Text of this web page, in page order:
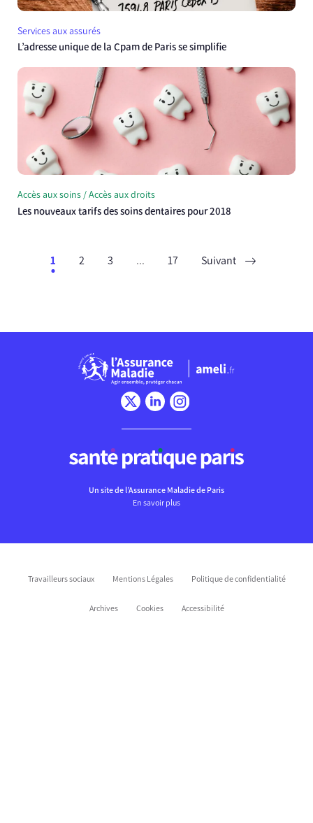
Services aux assurés
L’adresse unique de la Cpam de Paris se simplifie
Accès aux soins / Accès aux droits
Les nouveaux tarifs des soins dentaires pour 2018
1 2 3 ... 17 Suivant
Un site de l’Assurance Maladie de Paris
En savoir plus
Travailleurs sociaux Mentions Légales Politique de confidentialité
Archives Cookies Accessibilité